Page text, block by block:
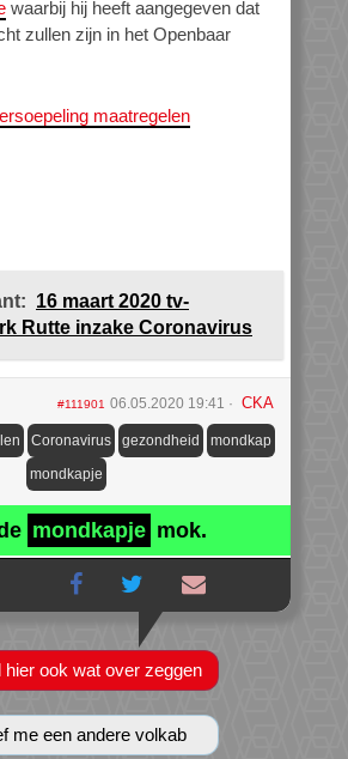
waarbij hij heeft aangegeven dat
zullen zijn in het Openbaar
maatregelen
16 maart 2020 tv-
Rutte inzake Coronavirus
#111901 06.05.2020 19:41 CKA
Coronavirus gezondheid mondkap
mondkapje
mondkapje mok.
hier ook wat over zeggen
me een andere volkab